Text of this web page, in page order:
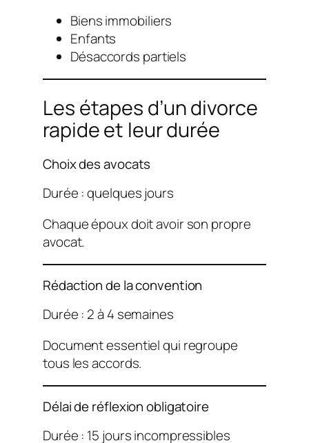
Biens immobiliers
Enfants
Désaccords partiels
Les étapes d’un divorce
rapide et leur durée
Choix des avocats
Durée : quelques jours
Chaque époux doit avoir son propre
avocat.
Rédaction de la convention
Durée : 2 à 4 semaines
Document essentiel qui regroupe
tous les accords.
Délai de réflexion obligatoire
Durée : 15 jours incompressibles